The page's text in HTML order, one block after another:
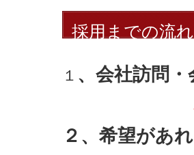
採用までの流れ
１ 、会社訪問・
２、希望があ